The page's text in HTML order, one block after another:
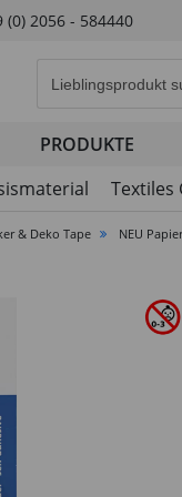
(0) 2056 - 584440
PRODUKTE
Textiles
& Deko Tape NEU